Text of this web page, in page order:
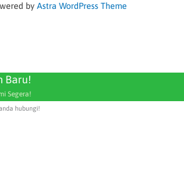
by Astra WordPress Theme
Baru!
Segera!
hubungi!